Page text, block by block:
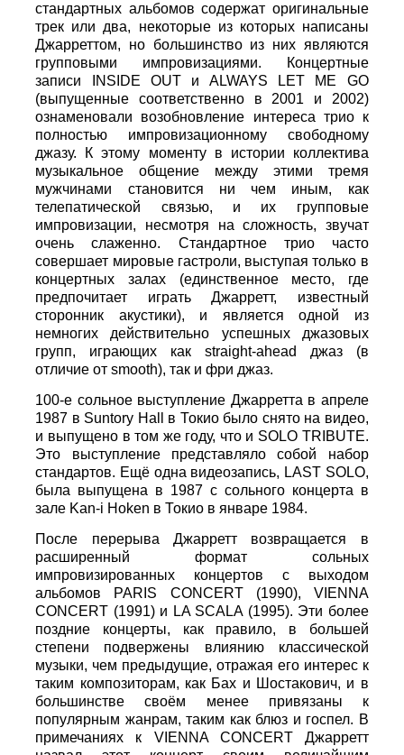
стандартных альбомов содержат оригинальные
трек или два, некоторые из которых написаны
Джарреттом, но большинство из них являются
групповыми импровизациями. Концертные
записи INSIDE OUT и ALWAYS LET ME GO
(выпущенные соответственно в 2001 и 2002)
ознаменовали возобновление интереса трио к
полностью импровизационному свободному
джазу. К этому моменту в истории коллектива
музыкальное общение между этими тремя
мужчинами становится ни чем иным, как
телепатической связью, и их групповые
импровизации, несмотря на сложность, звучат
очень слаженно. Стандартное трио часто
совершает мировые гастроли, выступая только в
концертных залах (единственное место, где
предпочитает играть Джарретт, известный
сторонник акустики), и является одной из
немногих действительно успешных джазовых
групп, играющих как straight-ahead джаз (в
отличие от smooth), так и фри джаз.
100-е сольное выступление Джарретта в апреле
1987 в Suntory Hall в Токио было снято на видео,
и выпущено в том же году, что и SOLO TRIBUTE.
Это выступление представляло собой набор
стандартов. Ещё одна видеозапись, LAST SOLO,
была выпущена в 1987 с сольного концерта в
зале Kan-i Hoken в Токио в январе 1984.
После перерыва Джарретт возвращается в
расширенный формат сольных
импровизированных концертов с выходом
альбомов PARIS CONCERT (1990), VIENNA
CONCERT (1991) и LA SCALA (1995). Эти более
поздние концерты, как правило, в большей
степени подвержены влиянию классической
музыки, чем предыдущие, отражая его интерес к
таким композиторам, как Бах и Шостакович, и в
большинстве своём менее привязаны к
популярным жанрам, таким как блюз и госпел. В
примечаниях к VIENNA CONCERT Джарретт